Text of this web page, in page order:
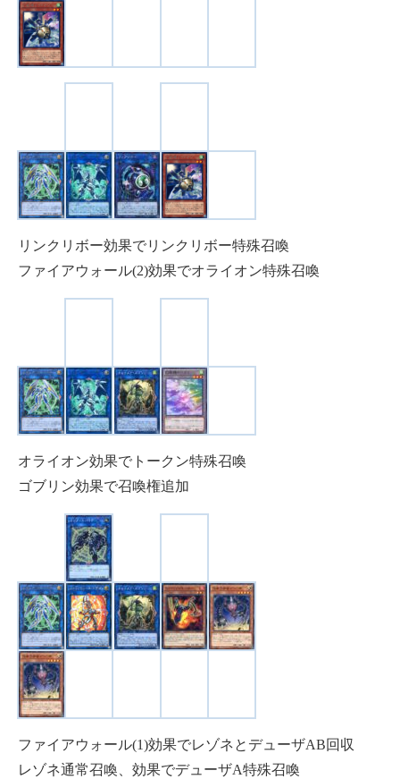
リンクリボー効果でリンクリボー特殊召喚
ファイアウォール(2)効果でオライオン特殊召喚
オライオン効果でトークン特殊召喚
ゴブリン効果で召喚権追加
ファイアウォール(1)効果でレゾネとデューザAB回収
レゾネ通常召喚、効果でデューザA特殊召喚